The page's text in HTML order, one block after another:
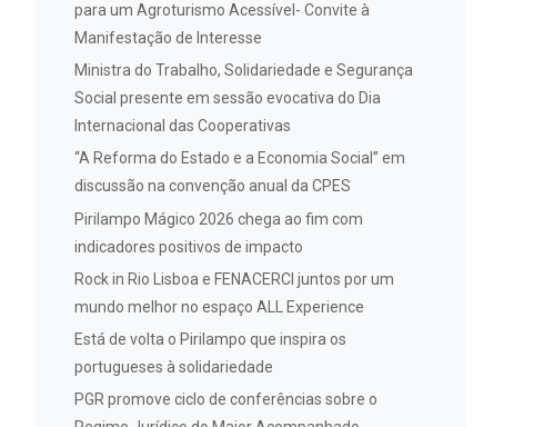
para um Agroturismo Acessível- Convite à
Manifestação de Interesse
Ministra do Trabalho, Solidariedade e Segurança
Social presente em sessão evocativa do Dia
Internacional das Cooperativas
“A Reforma do Estado e a Economia Social” em
discussão na convenção anual da CPES
Pirilampo Mágico 2026 chega ao fim com
indicadores positivos de impacto
Rock in Rio Lisboa e FENACERCI juntos por um
mundo melhor no espaço ALL Experience
Está de volta o Pirilampo que inspira os
portugueses à solidariedade
PGR promove ciclo de conferências sobre o